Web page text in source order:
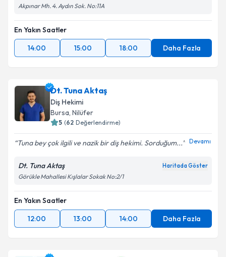
Akpınar Mh. 4. Aydın Sok. No:11A
En Yakın Saatler
14:00
15:00 18:00 Daha Fazla
Dt. Tuna Aktaş
Diş Hekimi
Bursa, Nilüfer
5 (62 Değerlendirme)
Tuna bey çok ilgili ve nazik bir diş hekimi. Sorduğum... Devamı
Dt. Tuna Aktaş Haritada Göster
Görükle Mahallesi Kışlalar Sokak No:2/1
En Yakın Saatler
12:00
13:00 14:00 Daha Fazla